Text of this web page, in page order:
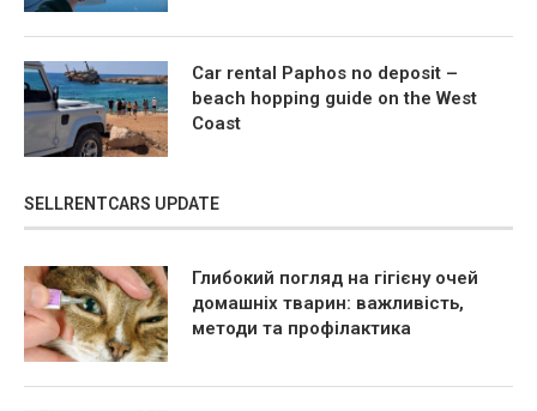
Car rental Paphos no deposit –
beach hopping guide on the West
Coast
SELLRENTCARS UPDATE
Глибокий погляд на гігієну очей
домашніх тварин: важливість,
методи та профілактика